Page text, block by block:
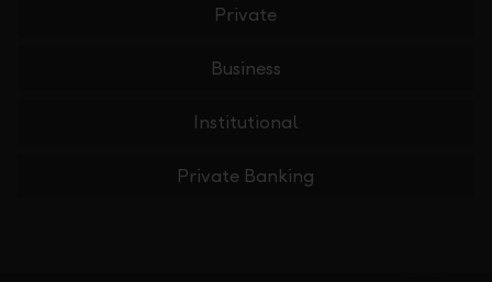
Private
Business
Institutional
Private Banking